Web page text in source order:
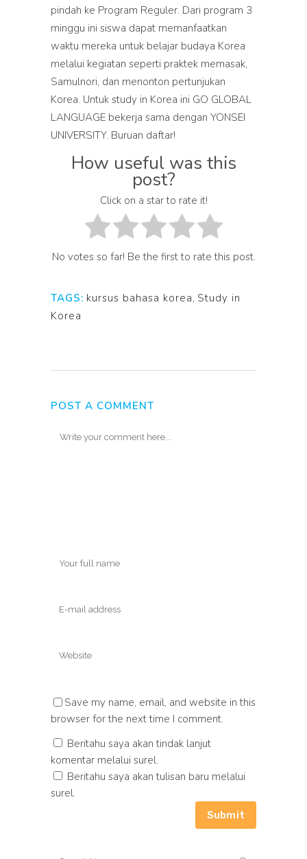
pindah ke Program Reguler. Dari program 3
minggu ini siswa dapat memanfaatkan
waktu mereka untuk belajar budaya Korea
melalui kegiatan seperti praktek memasak,
Samulnori, dan menonton pertunjukan
Korea. Untuk study in Korea ini GO GLOBAL
LANGUAGE bekerja sama dengan YONSEI
UNIVERSITY. Buruan daftar!
How useful was this
post?
Click on a star to rate it!
No votes so far! Be the first to rate this post.
TAGS: kursus bahasa korea, Study in
Korea
POST A COMMENT
Save my name, email, and website in this
browser for the next time I comment.
Beritahu saya akan tindak lanjut
komentar melalui surel.
Beritahu saya akan tulisan baru melalui
surel.